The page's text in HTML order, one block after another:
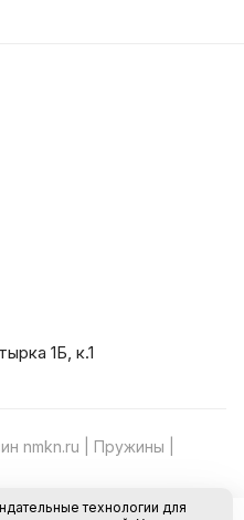
1Б, к.1
nmkn.ru | Пружины |
Оферта
технологии для